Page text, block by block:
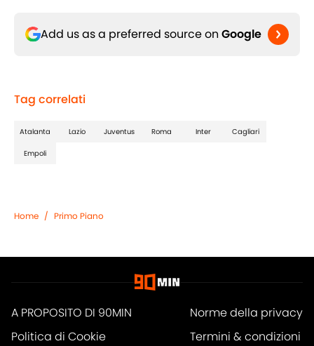
Add us as a preferred source on Google
Tag correlati
Atalanta Lazio Juventus Roma Inter Cagliari
Empoli
Home / Primo Piano
A PROPOSITO DI 90MIN
Norme della privacy
Politica di Cookie
Termini & condizioni